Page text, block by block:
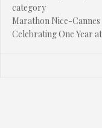
category
Marathon Nice-Cannes
Celebrating One Year